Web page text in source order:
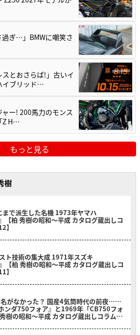
過ぎ…」BMWに嘲笑さ
スとおさらば!」古いイ
イブリッド…
ー! 200馬力のモンス
Z H…
もっと見る
樹
まで派生した名機 1973年ヤマハ
【柏 秀樹の昭和～平成 カタログ蔵出しコ
】
ト技術の集大成 1971年スズキ
【柏 秀樹の昭和～平成 カタログ蔵出しコ
】
がなかった？ 国産4気筒時代の前夜……
ンダ750フォア』と1969年「CB750フォ
樹の昭和～平成 カタログ蔵出しコラム